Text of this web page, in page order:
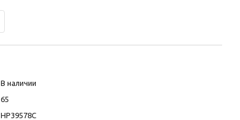
В наличии
65
HP39578C